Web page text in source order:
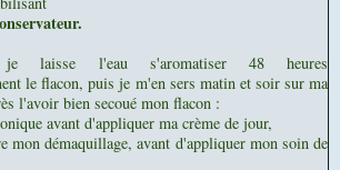
je laisse l'eau s'aromatiser 48 heures
le flacon, puis je m'en sers matin et soir sur ma
l'avoir bien secoué mon flacon :
avant d'appliquer ma crème de jour,
mon démaquillage, avant d'appliquer mon soin de